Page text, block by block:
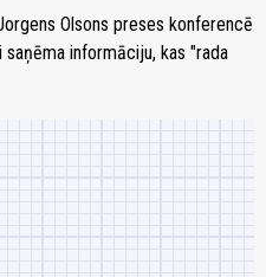
Olsons preses konferencē
informāciju, kas "rada